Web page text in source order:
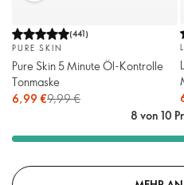
(441)
PURE SKIN
Pure Skin 5 Minute Öl-Kontrolle
Tonmaske
6,99 €9,99 €
8 von 10